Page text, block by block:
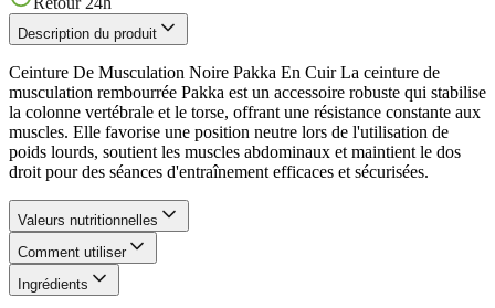
Description du produit
Ceinture De Musculation Noire Pakka En Cuir La ceinture de
musculation rembourrée Pakka est un accessoire robuste qui stabilise
la colonne vertébrale et le torse, offrant une résistance constante aux
muscles. Elle favorise une position neutre lors de l'utilisation de
poids lourds, soutient les muscles abdominaux et maintient le dos
droit pour des séances d'entraînement efficaces et sécurisées.
Valeurs nutritionnelles
Comment utiliser
Ingrédients